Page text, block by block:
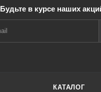
Будьте в курсе наших
КАТАЛОГ